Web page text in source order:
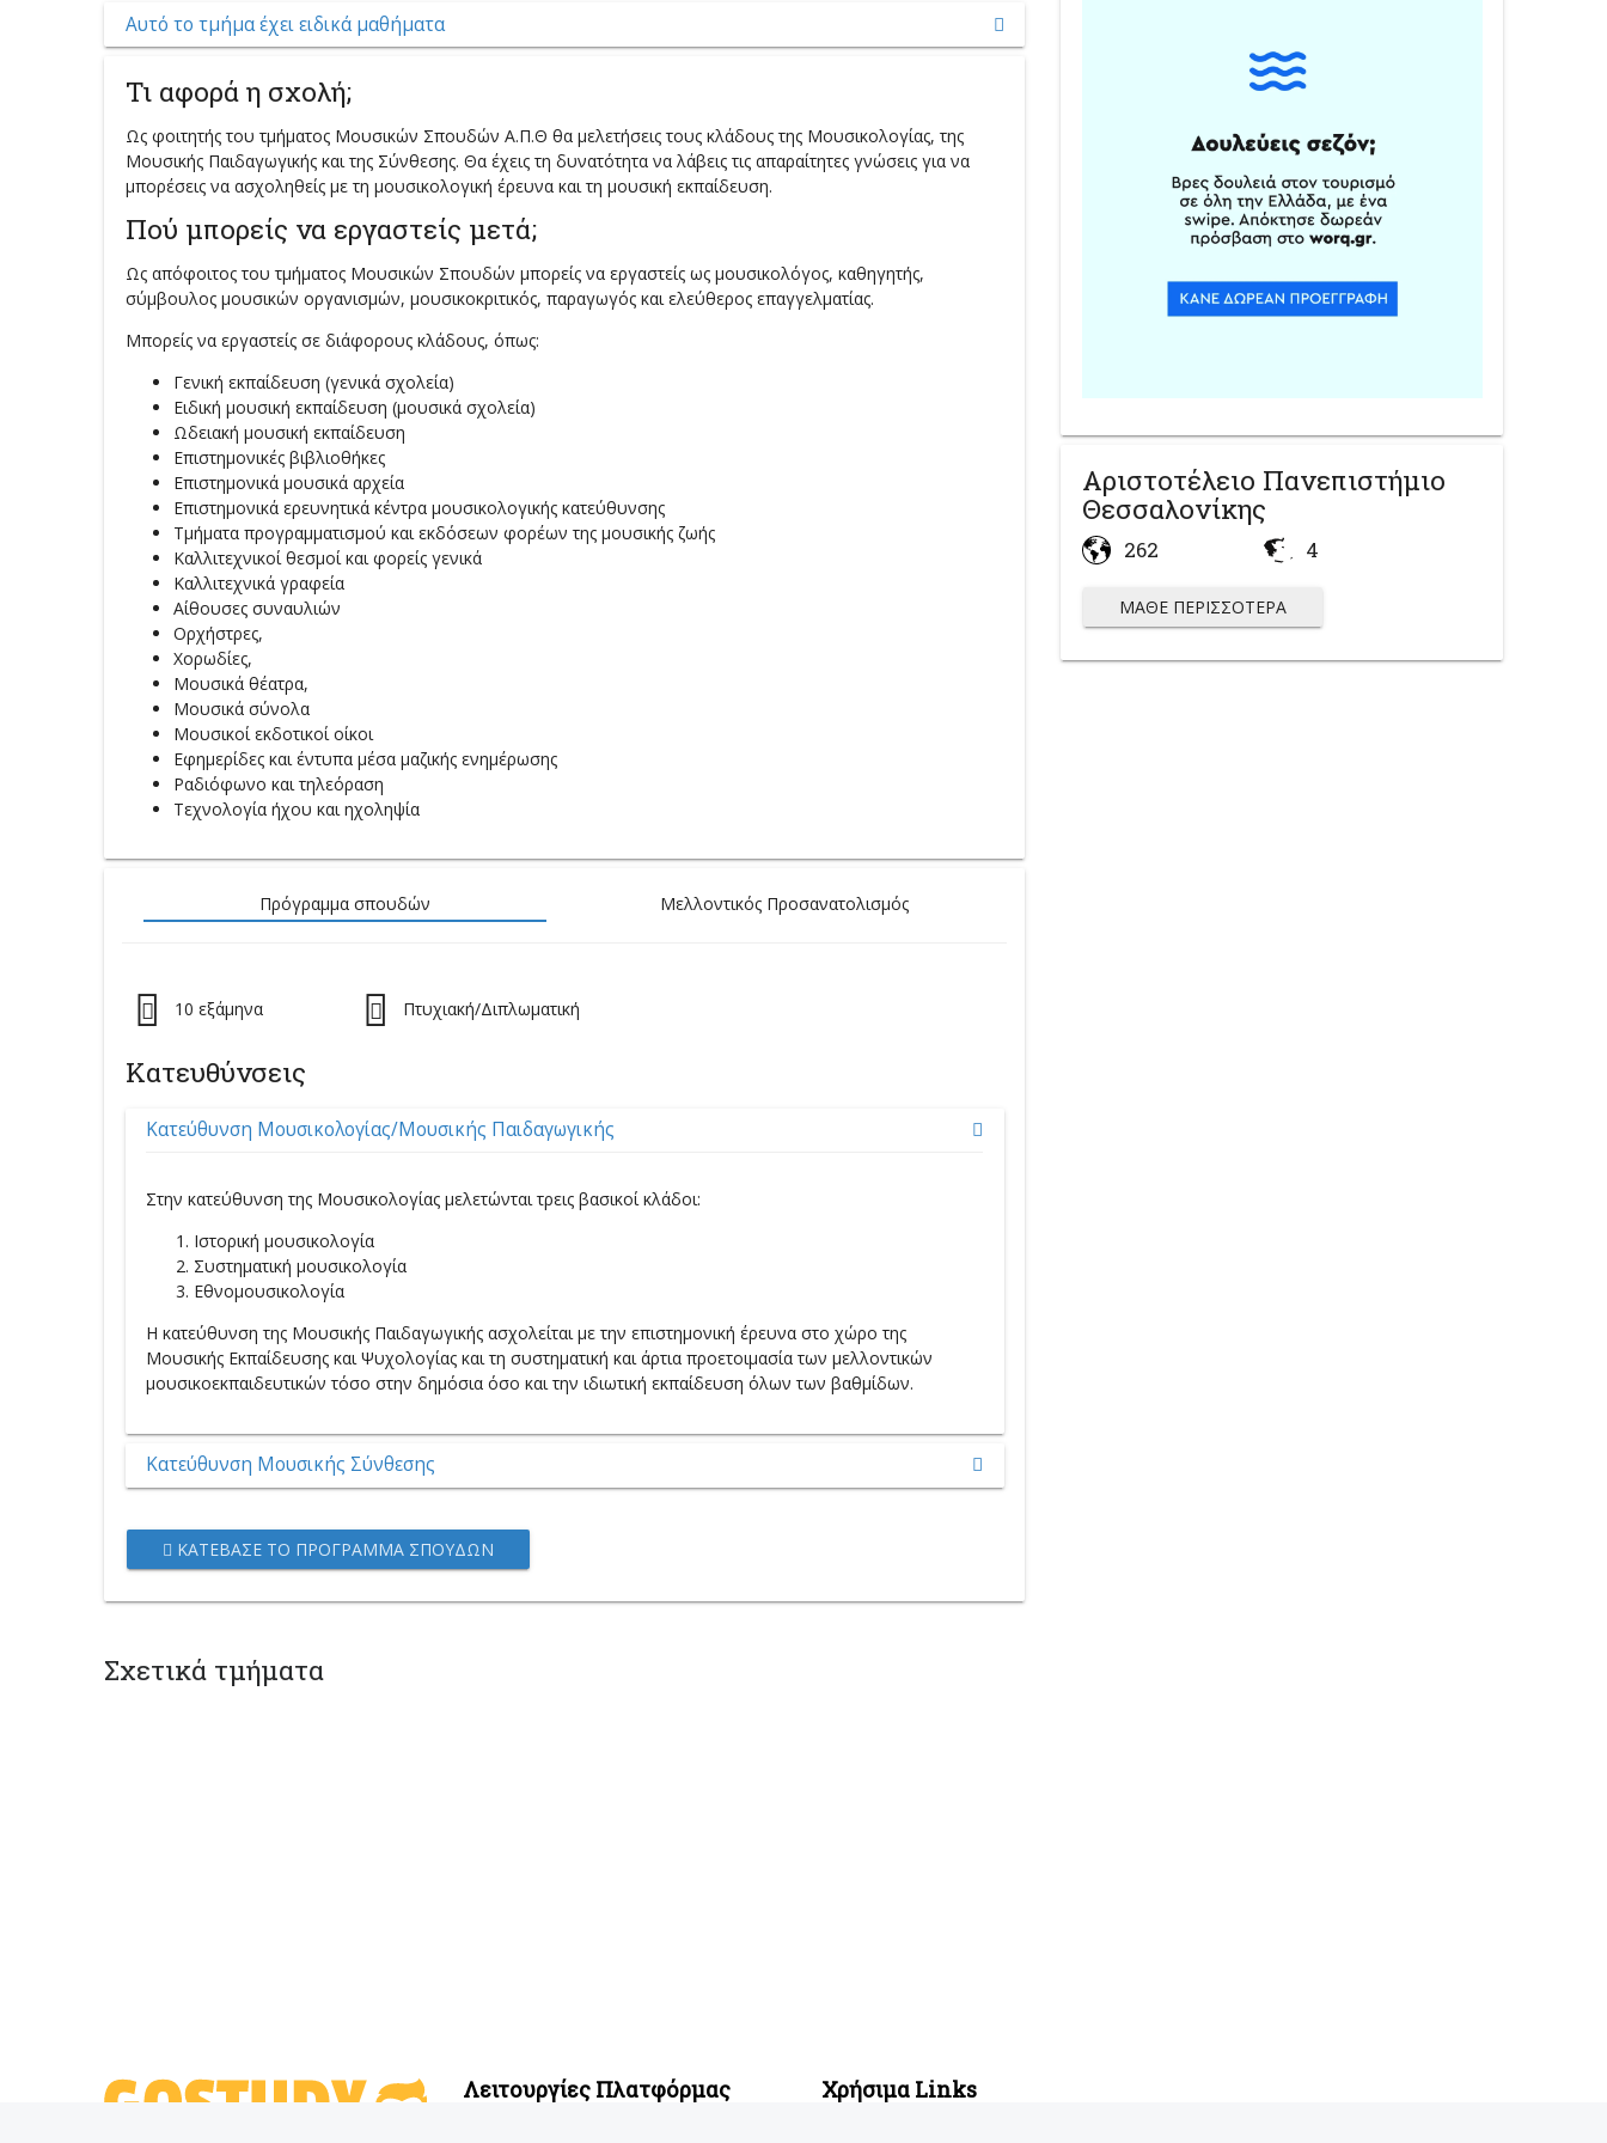
Αυτό το τμήμα έχει ειδικά μαθήματα
Τι αφορά η σχολή;
Ως φοιτητής του τμήματος Μουσικών Σπουδών Α.Π.Θ θα μελετήσεις τους κλάδους της Mουσικολογίας, της
Mουσικής Παιδαγωγικής και της Σύνθεσης. Θα έχεις τη δυνατότητα να λάβεις τις απαραίτητες γνώσεις για να
μπορέσεις να ασχοληθείς με τη μουσικολογική έρευνα και τη μουσική εκπαίδευση.
Πού μπορείς να εργαστείς μετά;
Ως απόφοιτος του τμήματος Μουσικών Σπουδών μπορείς να εργαστείς ως μουσικολόγος, καθηγητής,
σύμβουλος μουσικών οργανισμών, μουσικοκριτικός, παραγωγός και ελεύθερος επαγγελματίας.
Μπορείς να εργαστείς σε διάφορους κλάδους, όπως:
Γενική εκπαίδευση (γενικά σχολεία)
Ειδική μουσική εκπαίδευση (μουσικά σχολεία)
Ωδειακή μουσική εκπαίδευση
Επιστημονικές βιβλιοθήκες
Επιστημονικά μουσικά αρχεία
Επιστημονικά ερευνητικά κέντρα μουσικολογικής κατεύθυνσης
Τμήματα προγραμματισμού και εκδόσεων φορέων της μουσικής ζωής
Καλλιτεχνικοί θεσμοί και φορείς γενικά
Καλλιτεχνικά γραφεία
Αίθουσες συναυλιών
Ορχήστρες,
Χορωδίες,
Μουσικά θέατρα,
Μουσικά σύνολα
Μουσικοί εκδοτικοί οίκοι
Εφημερίδες και έντυπα μέσα μαζικής ενημέρωσης
Ραδιόφωνο και τηλεόραση
Τεχνολογία ήχου και ηχοληψία
Πρόγραμμα σπουδών Μελλοντικός Προσανατολισμός
10 εξάμηνα Πτυχιακή/Διπλωματική
Κατευθύνσεις
Κατεύθυνση Μουσικολογίας/Μουσικής Παιδαγωγικής
Στην κατεύθυνση της Μουσικολογίας μελετώνται τρεις βασικοί κλάδοι:
Iστορική μουσικολογία
Συστηματική μουσικολογία
Εθνομουσικολογία
Η κατεύθυνση της Μουσικής Παιδαγωγικής ασχολείται με την επιστημονική έρευνα στο χώρο της
Μουσικής Εκπαίδευσης και Ψυχολογίας και τη συστηματική και άρτια προετοιμασία των μελλοντικών
μουσικοεκπαιδευτικών τόσο στην δημόσια όσο και την ιδιωτική εκπαίδευση όλων των βαθμίδων.
Κατεύθυνση Μουσικής Σύνθεσης
ΚΑΤΈΒΑΣΕ ΤΟ ΠΡΌΓΡΑΜΜΑ ΣΠΟΥΔΏΝ
Αριστοτέλειο Πανεπιστήμιο
Θεσσαλονίκης
262 4
ΜΆΘΕ ΠΕΡΙΣΣΌΤΕΡΑ
Σχετικά τμήματα
Λειτουργίες Πλατφόρμας Χρήσιμα Links